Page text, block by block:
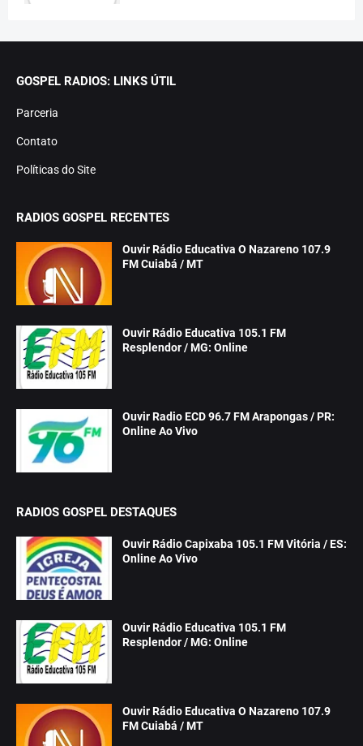
GOSPEL RADIOS: LINKS ÚTIL
Parceria
Contato
Políticas do Site
RADIOS GOSPEL RECENTES
Ouvir Rádio Educativa O Nazareno 107.9
FM Cuiabá / MT
Ouvir Rádio Educativa 105.1 FM
Resplendor / MG: Online
Ouvir Radio ECD 96.7 FM Arapongas / PR:
Online Ao Vivo
RADIOS GOSPEL DESTAQUES
Ouvir Rádio Capixaba 105.1 FM Vitória / ES:
Online Ao Vivo
Ouvir Rádio Educativa 105.1 FM
Resplendor / MG: Online
Ouvir Rádio Educativa O Nazareno 107.9
FM Cuiabá / MT